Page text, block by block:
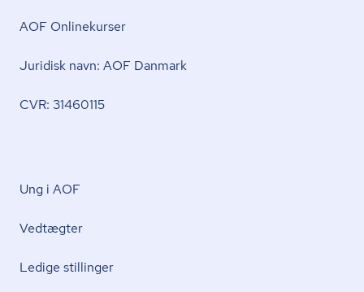
AOF Onlinekurser
Juridisk navn: AOF Danmark
CVR: 31460115
Ung i AOF
Vedtægter
Ledige stillinger